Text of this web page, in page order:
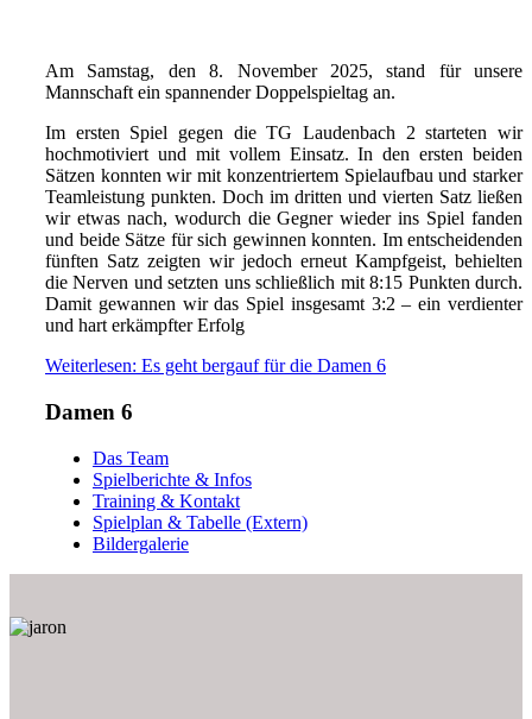
Am Samstag, den 8. November 2025, stand für unsere
Mannschaft ein spannender Doppelspieltag an.
Im ersten Spiel gegen die TG Laudenbach 2 starteten wir
hochmotiviert und mit vollem Einsatz. In den ersten beiden
Sätzen konnten wir mit konzentriertem Spielaufbau und starker
Teamleistung punkten. Doch im dritten und vierten Satz ließen
wir etwas nach, wodurch die Gegner wieder ins Spiel fanden
und beide Sätze für sich gewinnen konnten. Im entscheidenden
fünften Satz zeigten wir jedoch erneut Kampfgeist, behielten
die Nerven und setzten uns schließlich mit 8:15 Punkten durch.
Damit gewannen wir das Spiel insgesamt 3:2 – ein verdienter
und hart erkämpfter Erfolg
Weiterlesen: Es geht bergauf für die Damen 6
Damen 6
Das Team
Spielberichte & Infos
Training & Kontakt
Spielplan & Tabelle (Extern)
Bildergalerie